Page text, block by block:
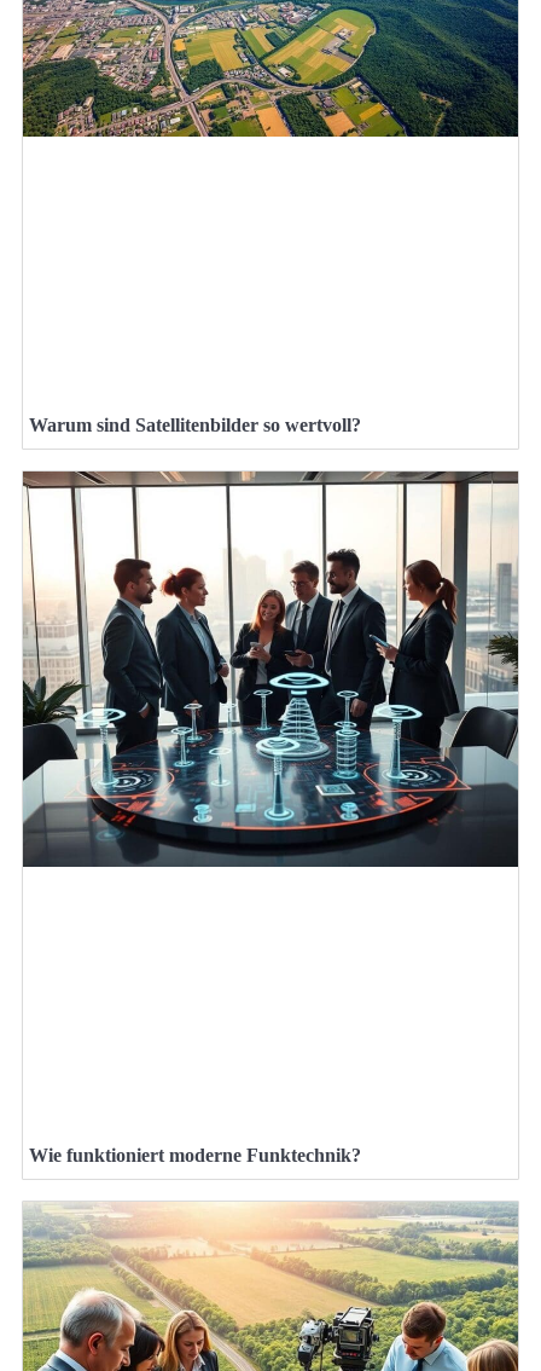
Warum sind Satellitenbilder so wertvoll?
Wie funktioniert moderne Funktechnik?